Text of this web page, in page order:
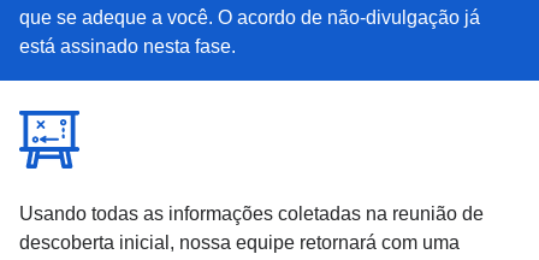
que se adeque a você. O acordo de não-divulgação já
está assinado nesta fase.
Usando todas as informações coletadas na reunião de
descoberta inicial, nossa equipe retornará com uma